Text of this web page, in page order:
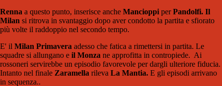
Renna a questo punto, inserisce anche MancioppiperPandolfi. Il
Milan si ritrova in svantaggio dopo aver condotto la partita e sfiorato
più volte il raddoppio nel secondo tempo.
E' il Milan Primavera adesso che fatica a rimettersi in partita. Le
squadre si allungano e il Monza ne approfitta in contropiede. Ai
rossoneri servirebbe un episodio favorevole per dargli ulteriore fiducia.
Intanto nel finale Zaramella rileva La Mantia. E gli episodi arrivano
in sequenza..